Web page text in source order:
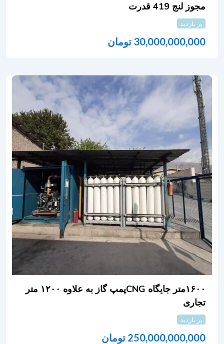
مجوز لنج 419 قدرت
پر بازدید
30,000,000,000 تومان
۱۶۰۰متر جایگاه CNGپمپ گاز به علاوه ۱۲۰۰ متر
تجاری
پر بازدید
250,000,000,000 تومان